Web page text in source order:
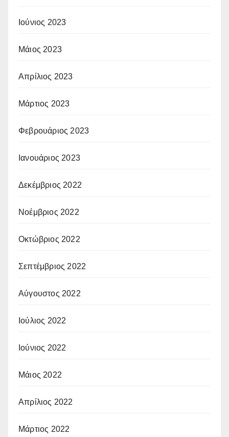
Ιούνιος 2023
Μάιος 2023
Απρίλιος 2023
Μάρτιος 2023
Φεβρουάριος 2023
Ιανουάριος 2023
Δεκέμβριος 2022
Νοέμβριος 2022
Οκτώβριος 2022
Σεπτέμβριος 2022
Αύγουστος 2022
Ιούλιος 2022
Ιούνιος 2022
Μάιος 2022
Απρίλιος 2022
Μάρτιος 2022